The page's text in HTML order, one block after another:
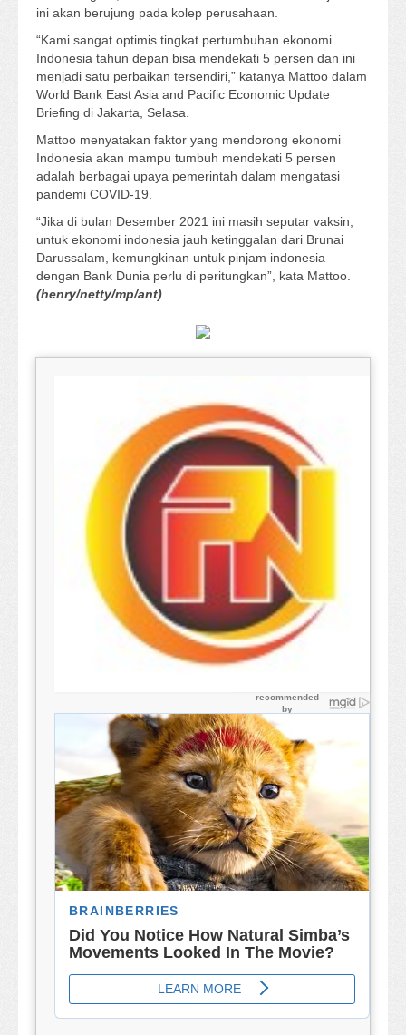
ini akan berujung pada kolep perusahaan.
“Kami sangat optimis tingkat pertumbuhan ekonomi
Indonesia tahun depan bisa mendekati 5 persen dan ini
menjadi satu perbaikan tersendiri,” katanya Mattoo dalam
World Bank East Asia and Pacific Economic Update
Briefing di Jakarta, Selasa.
Mattoo menyatakan faktor yang mendorong ekonomi
Indonesia akan mampu tumbuh mendekati 5 persen
adalah berbagai upaya pemerintah dalam mengatasi
pandemi COVID-19.
“Jika di bulan Desember 2021 ini masih seputar vaksin,
untuk ekonomi indonesia jauh ketinggalan dari Brunai
Darussalam, kemungkinan untuk pinjam indonesia
dengan Bank Dunia perlu di peritungkan”, kata Mattoo.
(henry/netty/mp/ant)